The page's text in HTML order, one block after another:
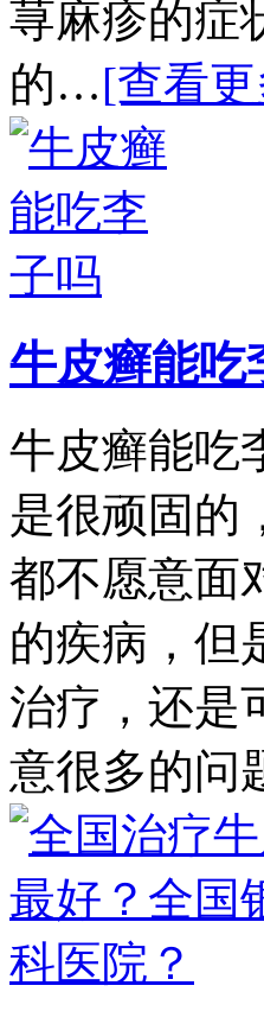
荨麻疹的症
的…[查看
牛皮癣能吃
牛皮癣能吃
是很顽固的
都不愿意面
的疾病，但
治疗，还是
意很多的问